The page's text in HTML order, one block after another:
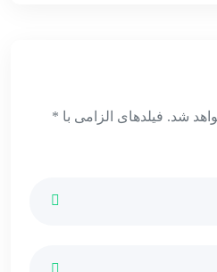
شد. فیلدهای الزامی با *